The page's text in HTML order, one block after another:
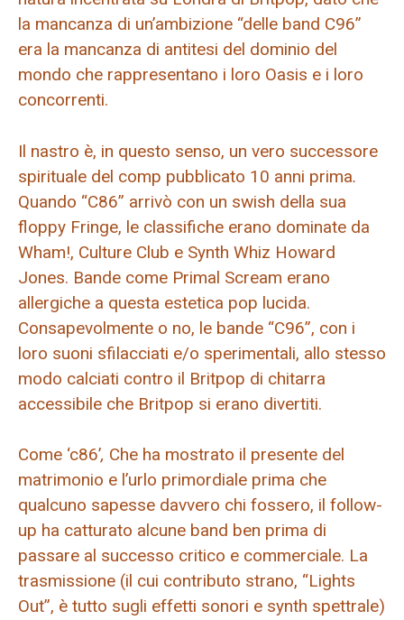
la mancanza di un’ambizione “delle band C96”
era la mancanza di antitesi del dominio del
mondo che rappresentano i loro Oasis e i loro
concorrenti.
Il nastro è, in questo senso, un vero successore
spirituale del comp pubblicato 10 anni prima.
Quando “C86” arrivò con un swish della sua
floppy Fringe, le classifiche erano dominate da
Wham!, Culture Club e Synth Whiz Howard
Jones. Bande come Primal Scream erano
allergiche a questa estetica pop lucida.
Consapevolmente o no, le bande “C96”, con i
loro suoni sfilacciati e/o sperimentali, allo stesso
modo calciati contro il Britpop di chitarra
accessibile che Britpop si erano divertiti.
Come ‘c86’, Che ha mostrato il presente del
matrimonio e l’urlo primordiale prima che
qualcuno sapesse davvero chi fossero, il follow-
up ha catturato alcune band ben prima di
passare al successo critico e commerciale. La
trasmissione (il cui contributo strano, “Lights
Out”, è tutto sugli effetti sonori e synth spettrale)